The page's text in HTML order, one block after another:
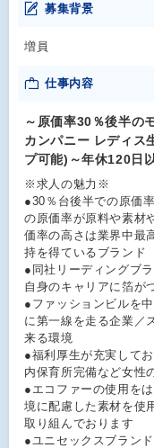
募集背景
増員
仕事内容
～原価率30％後半の
カンパニー レディス
プ可能)～年休120日
※求人の魅力※
●30％台後半での原価
の原価率が原料や素材
価率の高さは業界中最
持を得ているブランド
●同社リーディングブ
自身のキャリアに箔が
●ファッションビルを
に第一線を走る企業／
来る環境
●福利厚生が充実して
内保育所完備など女性
●エコファーの使用を
境に配慮した素材を使
取り組んでおります
●ユニセックスブラン